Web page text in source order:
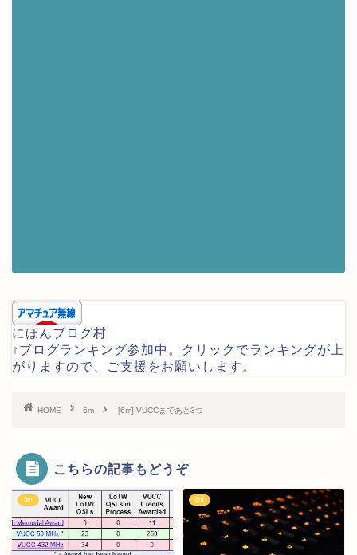
にほんブログ村
↑ブログランキング参加中。クリックでランキングが上
がりますので、ご支援をお願いします。
HOME 6m [6m] VUCCまであと3つ
こちらの記事もどうぞ
6m 6m